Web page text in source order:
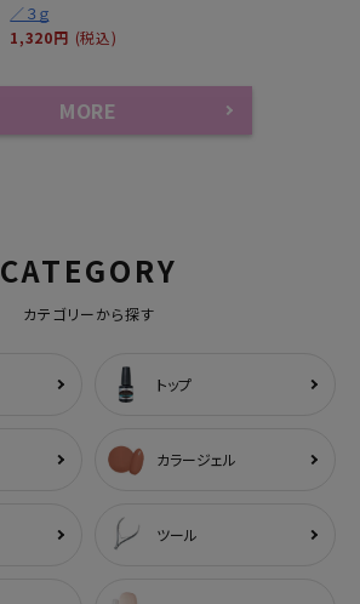
／３ｇ
1,320円 (税込)
MORE
CATEGORY
カテゴリーから探す
トップ
カラージェル
ツール